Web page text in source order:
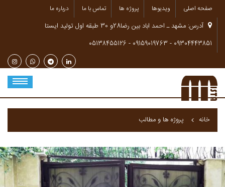
صفحه اصلی ویدیوها پروژه ها تماس با ما درباره ما
آدرس: مشهد ـ احمد اباد بین رضا28و 30 طبقه اول تولید ایستا
09304443851‌‌
-
09159019763‌‌
-
05138455126‌‌
خانه پروژه ها و مطالب